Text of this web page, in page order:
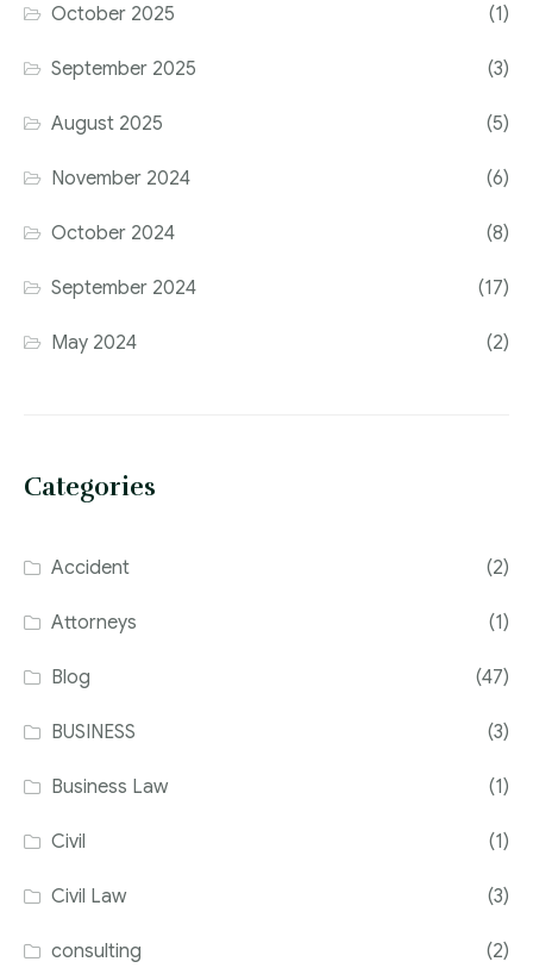
October 2025 (1)
September 2025 (3)
August 2025 (5)
November 2024 (6)
October 2024 (8)
September 2024 (17)
May 2024 (2)
Categories
Accident (2)
Attorneys (1)
Blog (47)
BUSINESS (3)
Business Law (1)
Civil (1)
Civil Law (3)
consulting (2)